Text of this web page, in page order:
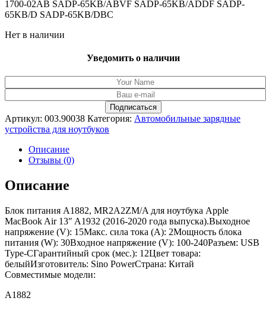
1700-02AB SADP-65KB/ABVF SADP-65KB/ADDF SADP-
65KB/D SADP-65KB/DBC
Нет в наличии
Уведомить о наличии
Артикул: 003.90038 Категория: Автомобильные зарядные
устройства для ноутбуков
Описание
Отзывы (0)
Описание
Блок питания A1882, MR2A2ZM/A для ноутбука Apple
MacBook Air 13″ A1932 (2016-2020 года выпуска).Выходное
напряжение (V): 15Макс. сила тока (A): 2Мощность блока
питания (W): 30Входное напряжение (V): 100-240Разъем: USB
Type-CГарантийный срок (мес.): 12Цвет товара:
белыйИзготовитель: Sino PowerСтрана: Китай
Совместимые модели:
A1882